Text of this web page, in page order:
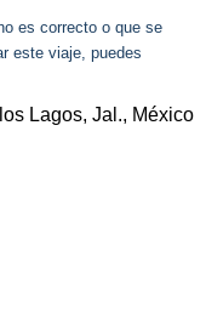
es correcto o que se
este viaje, puedes
Lagos, Jal., México